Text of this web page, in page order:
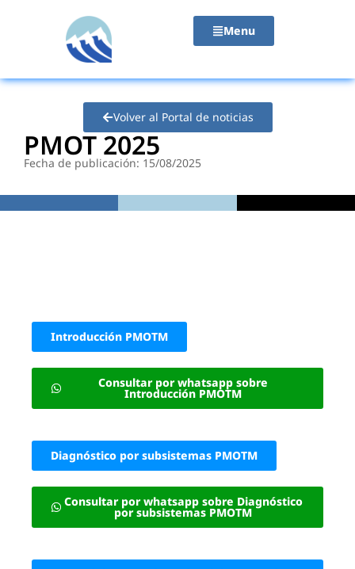
Menu
Volver al Portal de noticias
PMOT 2025
Fecha de publicación: 15/08/2025
Introducción PMOTM
Consultar por whatsapp sobre
Introducción PMOTM
Diagnóstico por subsistemas PMOTM
Consultar por whatsapp sobre Diagnóstico
por subsistemas PMOTM